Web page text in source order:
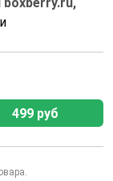
499 руб